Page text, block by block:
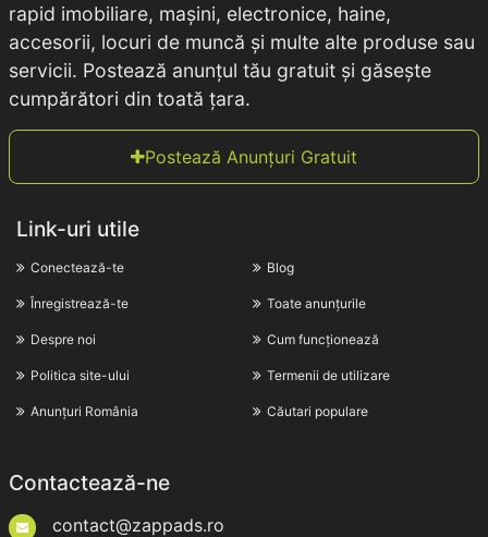
rapid imobiliare, mașini, electronice, haine,
accesorii, locuri de muncă și multe alte produse sau
servicii. Postează anunțul tău gratuit și găsește
cumpărători din toată țara.
Postează Anunțuri Gratuit
Link-uri utile
Conectează-te
Înregistrează-te
Despre noi
Politica site-ului
Anunțuri România
Blog
Toate anunțurile
Cum funcționează
Termenii de utilizare
Căutari populare
Contactează-ne
contact@zappads.ro